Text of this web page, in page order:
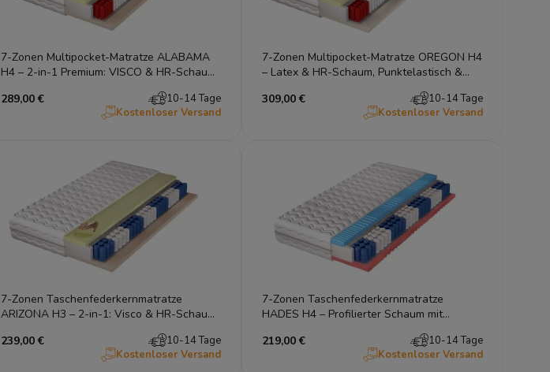
7-Zonen Multipocket-Matratze ALABAMA
H4 – 2-in-1 Premium: VISCO & HR-Schaum,
289,00 €
10-14 Tage
Kostenloser Versand
7-Zonen Multipocket-Matratze OREGON H4
– Latex & HR-Schaum, Punktelastisch &
309,00 €
10-14 Tage
Kostenloser Versand
7-Zonen Taschenfederkernmatratze
ARIZONA H3 – 2-in-1: Visco & HR-Schaum,
239,00 €
10-14 Tage
Kostenloser Versand
7-Zonen Taschenfederkernmatratze
HADES H4 – Profilierter Schaum mit
219,00 €
10-14 Tage
Kostenloser Versand